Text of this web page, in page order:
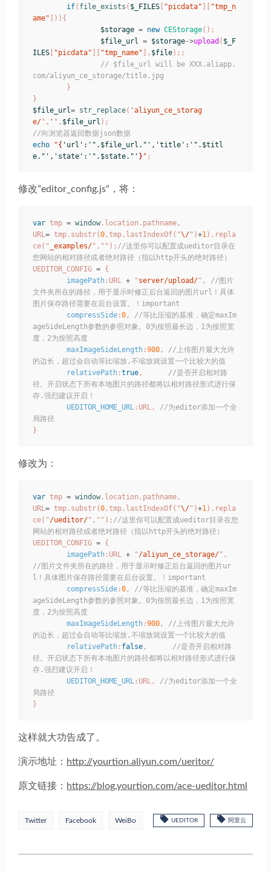
if( file_exists ( $_FILES [ "picdata" ][ "tmp_n
ame" ])){
$storage = new CEStorage();
$file_url
= $storage->upload ( $_F
ILES [ "picdata" ][ "tmp_name" ], $file);;
// $file_url will be XXX.aliapp.
com/aliyun_ce_storage/title.jpg
}
}
$file_url= str_replace( 'aliyun_ce_storag
e/' , '' , $file_url );
//向浏览器返回数据json数据
echo
"{ 'url':'".$file_url."','title':'".$titl
e."','state':'".$state."' } " ;
修改”editor_config.js“，将：
var tmp = window . location . pathname,
URL= tmp . substr(0,tmp . lastIndexOf( "\/" )+1). repla
ce( " _examples/" , "" ); //这里你可以配置成ueditor目录在
您网站的相对路径或者绝对路径（指以http开头的绝对路径）
UEDITOR_CONFIG = {
imagePath : URL + "server/upload/" ,
//图片
文件夹所在的路径，用于显示时修正后台返回的图片url！具体
图片保存路径需要在后台设置。！important
compressSide :0,
//等比压缩的基准，确定maxIm
ageSideLength参数的参照对象。0为按照最长边，1为按照宽
度，2为按照高度
maxImageSideLength :900,
//上传图片最大允许
的边长，超过会自动等比缩放,不缩放就设置一个比较大的值
relativePath :true,
//是否开启相对路
径。开启状态下所有本地图片的路径都将以相对路径形式进行保
存.强烈建议开启！
UEDITOR_HOME_URL : URL,
//为editor添加一个全
局路径
}
修改为：
var tmp = window . location . pathname,
URL= tmp . substr(0,tmp . lastIndexOf( "\/" )+1). repla
ce( "/ueditor/" , "" ); //这里你可以配置成ueditor目录在您
网站的相对路径或者绝对路径（指以http开头的绝对路径）
UEDITOR_CONFIG = {
imagePath : URL + "/aliyun_ce_storage/" ,
//图片文件夹所在的路径，用于显示时修正后台返回的图片ur
l！具体图片保存路径需要在后台设置。！important
compressSide :0,
//等比压缩的基准，确定maxIm
ageSideLength参数的参照对象。0为按照最长边，1为按照宽
度，2为按照高度
maxImageSideLength :900,
//上传图片最大允许
的边长，超过会自动等比缩放,不缩放就设置一个比较大的值
relativePath : false,
//是否开启相对路
径。开启状态下所有本地图片的路径都将以相对路径形式进行保
存.强烈建议开启！
UEDITOR_HOME_URL : URL,
//为editor添加一个全
局路径
}
这样就大功告成了。
演示地址： http://yourtion.aliyun.com/ueritor/
原文链接： https://blog.yourtion.com/ace-ueditor.html
Twitter Facebook WeiBo UEDITOR 阿里云